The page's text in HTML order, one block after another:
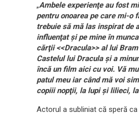
„Ambele experienţe au fost
pentru onoarea pe care mi-o
trebuie să mă las inspirat de
influenţat şi pe mine în
cărţii <<Dracula>> al lui
Castelul lui Dracula şi a
încă un film aici cu voi. Vă
patul meu iar când mă voi
copiii nopţii, la lupi şi lilieci,
Actorul a subliniat că speră